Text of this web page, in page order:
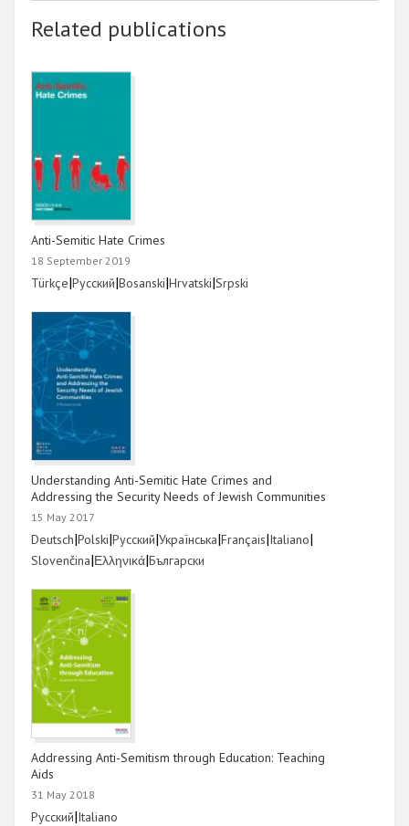
Related publications
Anti-Semitic Hate Crimes
18 September 2019
Link
Türkçe|Link
Русский|Link
Bosanski|Link
Hrvatski|Link
Srpski
Understanding Anti-Semitic Hate Crimes and
Addressing the Security Needs of Jewish Communities
15 May 2017
Link
Deutsch|Link
Polski|Link
Русский|Link
Українська|Link
Français|Link
Italiano|
Link
Slovenčina|Link
Ελληνικά|Link
Български
Addressing Anti-Semitism through Education: Teaching
Aids
31 May 2018
Link
Русский|Link
Italiano